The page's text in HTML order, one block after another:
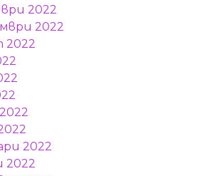
2022
2022
2022
2022
2022